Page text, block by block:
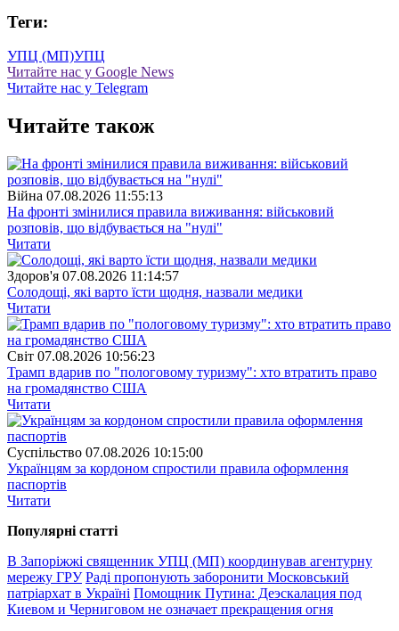
Теги:
УПЦ (МП)УПЦ
Читайте нас у Google News
Читайте нас у Telegram
Читайте також
Війна 07.08.2026 11:55:13
На фронті змінилися правила виживання: військовий
розповів, що відбувається на "нулі"
Читати
Здоров'я 07.08.2026 11:14:57
Солодощі, які варто їсти щодня, назвали медики
Читати
Свiт 07.08.2026 10:56:23
Трамп вдарив по "пологовому туризму": хто втратить право
на громадянство США
Читати
Суспiльство 07.08.2026 10:15:00
Українцям за кордоном спростили правила оформлення
паспортів
Читати
Популярнi статтi
В Запоріжжі священник УПЦ (МП) координував агентурну
мережу ГРУ Раді пропонують заборонити Московський
патріархат в Україні Помощник Путина: Деэскалация под
Киевом и Черниговом не означает прекращения огня